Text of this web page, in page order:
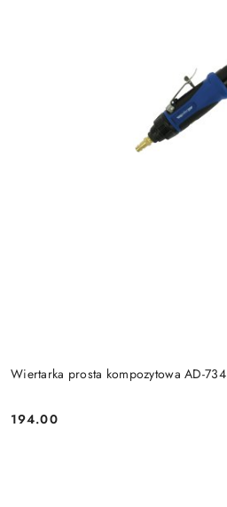
Wiertarka prosta kompozytowa AD-734
Cena:
194.00